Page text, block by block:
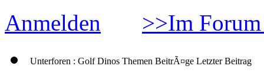
Anmelden >>Im
Unterforen : Golf Dinos Themen BeitrÃ¤ge Letzter Beitrag